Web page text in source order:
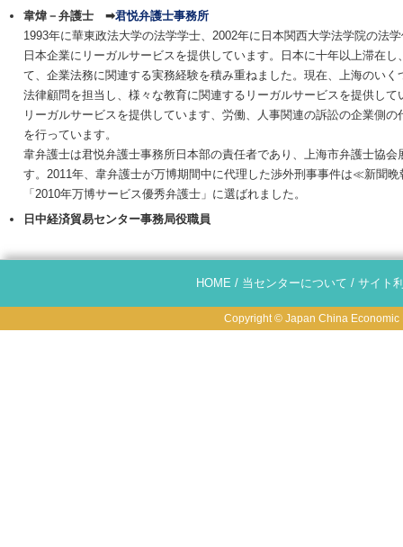
韋煒－弁護士 ➡君悦弁護士事務所
1993年に華東政法大学の法学学士、2002年に日本関西大学法学院の法
日本企業にリーガルサービスを提供しています。日本に十年以上滞在
て、企業法務に関連する実務経験を積み重ねました。現在、上海のい
法律顧問を担当し、様々な教育に関連するリーガルサービスを提供し
リーガルサービスを提供しています、労働、人事関連の訴訟の企業側
を行っています。
韋弁護士は君悦弁護士事務所日本部の責任者であり、上海市弁護士協
す。2011年、韋弁護士が万博期間中に代理した渉外刑事事件は≪新
「2010年万博サービス優秀弁護士」に選ばれました。
日中経済貿易センター事務局役職員
HOME / 当センターについて / サイト
Copyright © Japan China